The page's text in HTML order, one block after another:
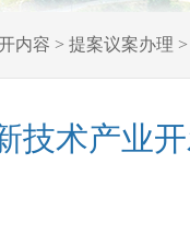
内容 > 提案议案办理
技术产业